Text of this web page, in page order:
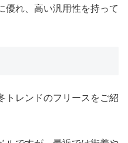
優れ、高い汎用性を持って
トレンドのフリースをご紹